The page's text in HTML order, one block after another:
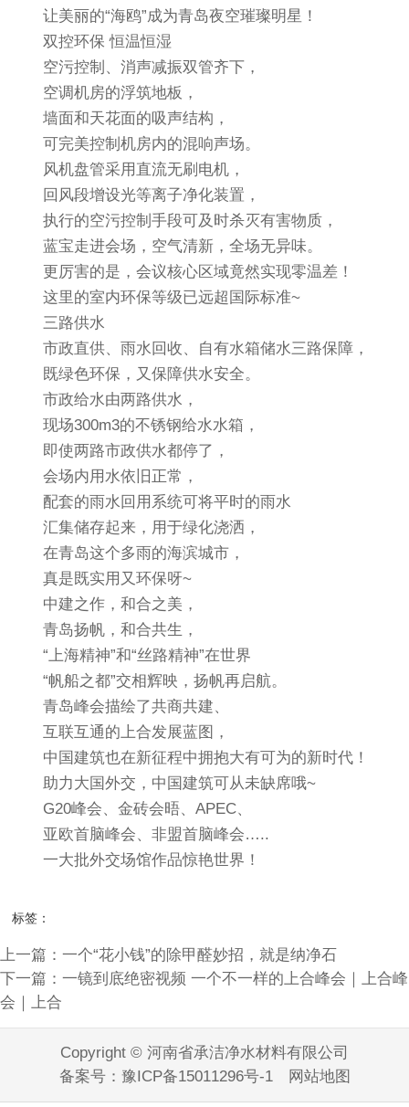
让美丽的“海鸥”成为青岛夜空璀璨明星！
双控环保 恒温恒湿
空污控制、消声减振双管齐下，
空调机房的浮筑地板，
墙面和天花面的吸声结构，
可完美控制机房内的混响声场。
风机盘管采用直流无刷电机，
回风段增设光等离子净化装置，
执行的空污控制手段可及时杀灭有害物质，
蓝宝走进会场，空气清新，全场无异味。
更厉害的是，会议核心区域竟然实现零温差！
这里的室内环保等级已远超国际标准~
三路供水
市政直供、雨水回收、自有水箱储水三路保障，
既绿色环保，又保障供水安全。
市政给水由两路供水，
现场300m3的不锈钢给水水箱，
即使两路市政供水都停了，
会场内用水依旧正常，
配套的雨水回用系统可将平时的雨水
汇集储存起来，用于绿化浇洒，
在青岛这个多雨的海滨城市，
真是既实用又环保呀~
中建之作，和合之美，
青岛扬帆，和合共生，
“上海精神”和“丝路精神”在世界
“帆船之都”交相辉映，扬帆再启航。
青岛峰会描绘了共商共建、
互联互通的上合发展蓝图，
中国建筑也在新征程中拥抱大有可为的新时代！
助力大国外交，中国建筑可从未缺席哦~
G20峰会、金砖会晤、APEC、
亚欧首脑峰会、非盟首脑峰会…..
一大批外交场馆作品惊艳世界！
标签：
上一篇：一个“花小钱”的除甲醛妙招，就是纳净石
下一篇：一镜到底绝密视频 一个不一样的上合峰会｜上合峰
会｜上合
Copyright © 河南省承洁净水材料有限公司
备案号： 豫ICP备15011296号-1 网站地图